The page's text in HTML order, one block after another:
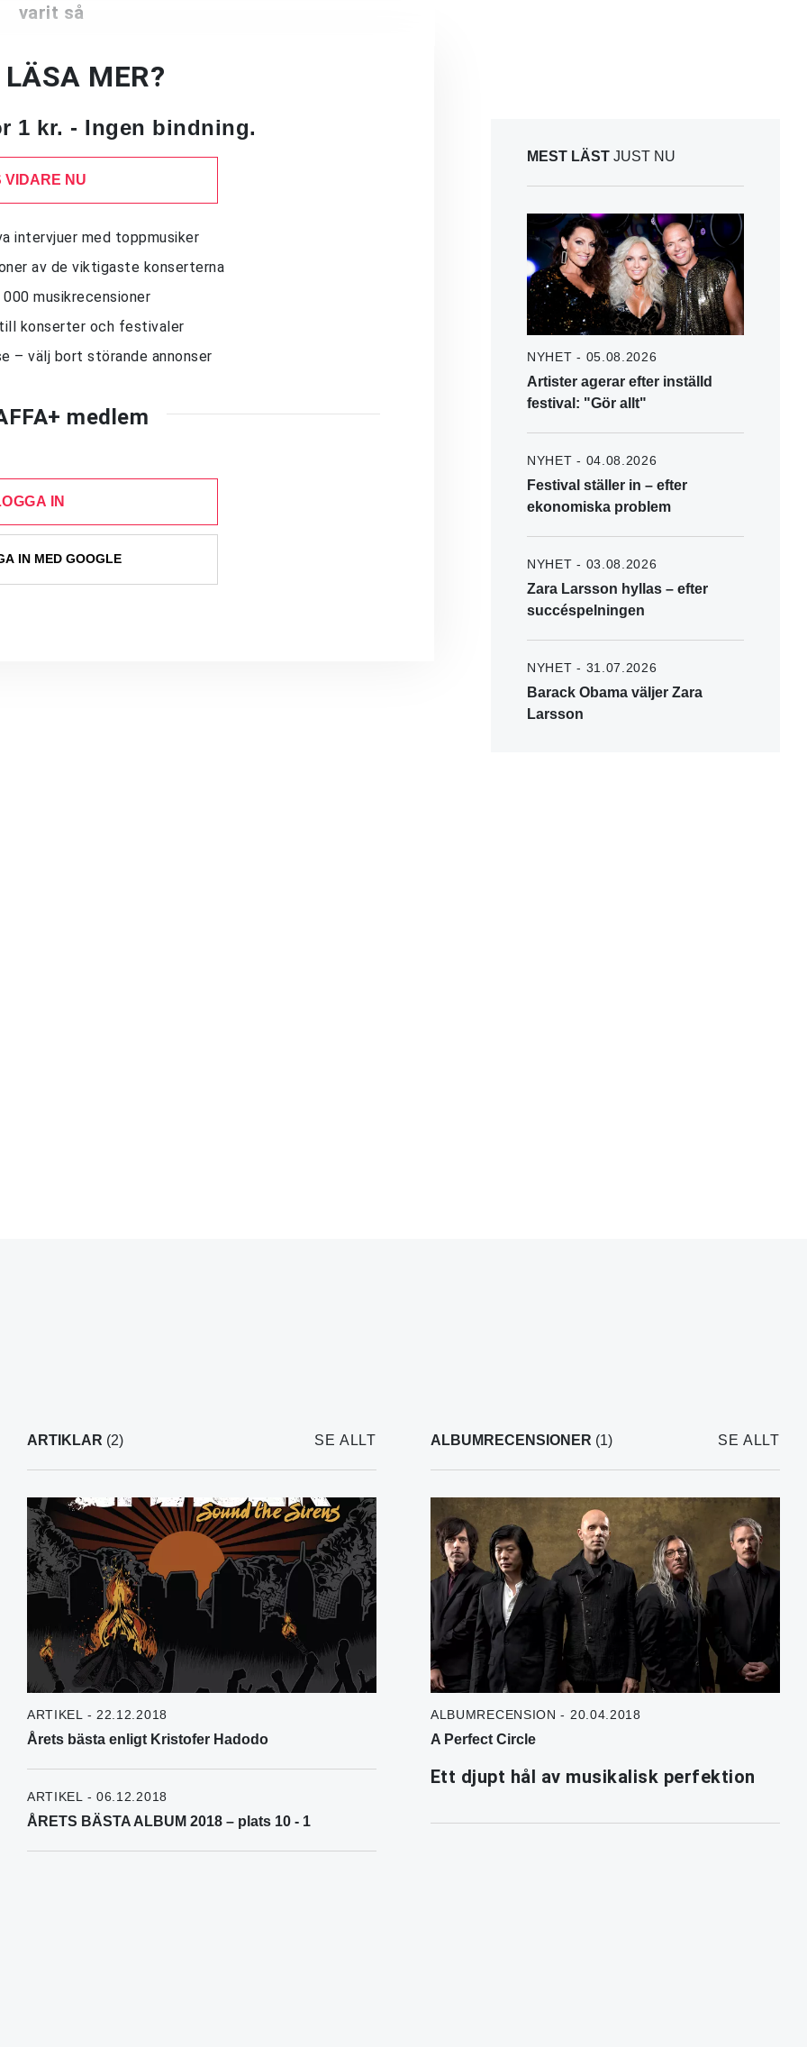
varit så
MER?
1 kr. - Ingen bindning.
VIDARE NU
intervjuer med toppmusiker
av de viktigaste konserterna
musikrecensioner
konserter och festivaler
– välj bort störande annonser
medlem
IN
IN MED GOOGLE
MEST LÄST JUST NU
NYHET - 05.08.2026
Artister agerar efter inställd
festival: "Gör allt"
NYHET - 04.08.2026
Festival ställer in – efter
ekonomiska problem
NYHET - 03.08.2026
Zara Larsson hyllas – efter
succéspelningen
NYHET - 31.07.2026
Barack Obama väljer Zara
Larsson
ARTIKLAR (2) SE ALLT
ARTIKEL - 22.12.2018
Årets bästa enligt Kristofer Hadodo
ARTIKEL - 06.12.2018
ÅRETS BÄSTA ALBUM 2018 – plats 10 - 1
ALBUMRECENSIONER (1) SE ALLT
ALBUMRECENSION - 20.04.2018
A Perfect Circle
Ett djupt hål av musikalisk perfektion